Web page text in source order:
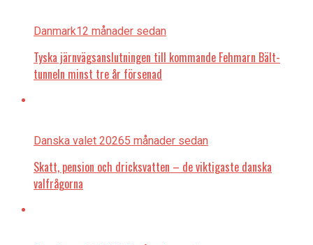
Danmark12 månader sedan
Tyska järnvägsanslutningen till kommande Fehmarn Bält-
tunneln minst tre år försenad
Danska valet 20265 månader sedan
Skatt, pension och dricksvatten – de viktigaste danska
valfrågorna